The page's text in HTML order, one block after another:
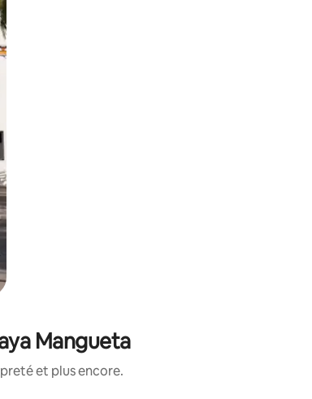
Mangueta
et plus encore.